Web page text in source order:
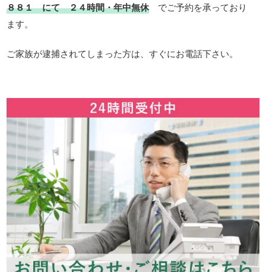
８８１ にて ２４時間・年中無休でご予約を承っており
ます。
ご家族が逮捕されてしまった方は、すぐにお電話下さい。